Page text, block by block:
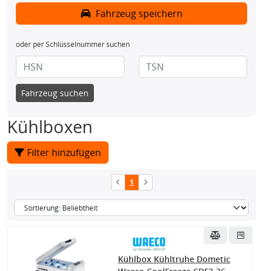
Fahrzeug speichern
oder per Schlüsselnummer suchen
Fahrzeug suchen
Kühlboxen
Filter hinzufügen
1
Kühlbox Kühltruhe Dometic